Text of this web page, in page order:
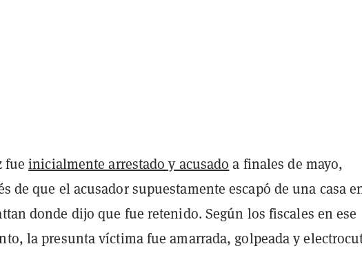
fueinicialmente arrestado y acusado a finales de mayo,
de que el acusador supuestamente escapó de una casa
donde dijo que fue retenido. Según los fiscales en ese
la presunta víctima fue amarrada, golpeada y